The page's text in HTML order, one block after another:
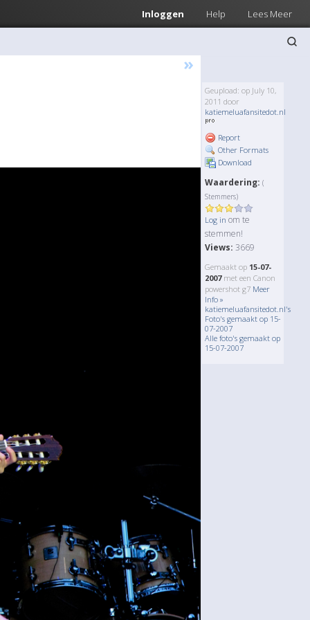
Inloggen Help Lees Meer
»
Geupload: op July 10,
2011 door
katiemeluafansitedot.nl
Report
Other Formats
Download
Waardering: (
Stemmers)
Log in om te
stemmen!
Views: 3669
Gemaakt op 15-07-
2007met een Canon
powershot g7 Meer
Info »
katiemeluafansitedot.nl's
Foto's gemaakt op 15-
07-2007
Alle foto's gemaakt op
15-07-2007